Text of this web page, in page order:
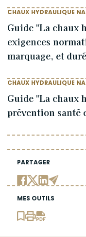
PARTAGER
MES OUTILS
CHAUX HYDRAULIQUE
Guide "La chaux
exigences
marquage, et
CHAUX HYDRAULIQUE
Guide "La chaux
prévention santé